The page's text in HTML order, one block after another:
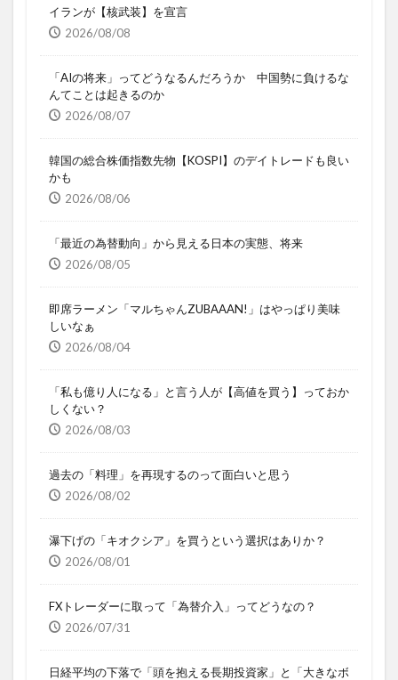
イランが【核武装】を宣言
2026/08/08
「AIの将来」ってどうなるんだろうか 中国勢に負けるな
んてことは起きるのか
2026/08/07
韓国の総合株価指数先物【KOSPI】のデイトレードも良い
かも
2026/08/06
「最近の為替動向」から見える日本の実態、将来
2026/08/05
即席ラーメン「マルちゃんZUBAAAN!」はやっぱり美味
しいなぁ
2026/08/04
「私も億り人になる」と言う人が【高値を買う】っておか
しくない？
2026/08/03
過去の「料理」を再現するのって面白いと思う
2026/08/02
瀑下げの「キオクシア」を買うという選択はありか？
2026/08/01
FXトレーダーに取って「為替介入」ってどうなの？
2026/07/31
日経平均の下落で「頭を抱える長期投資家」と「大きなボ